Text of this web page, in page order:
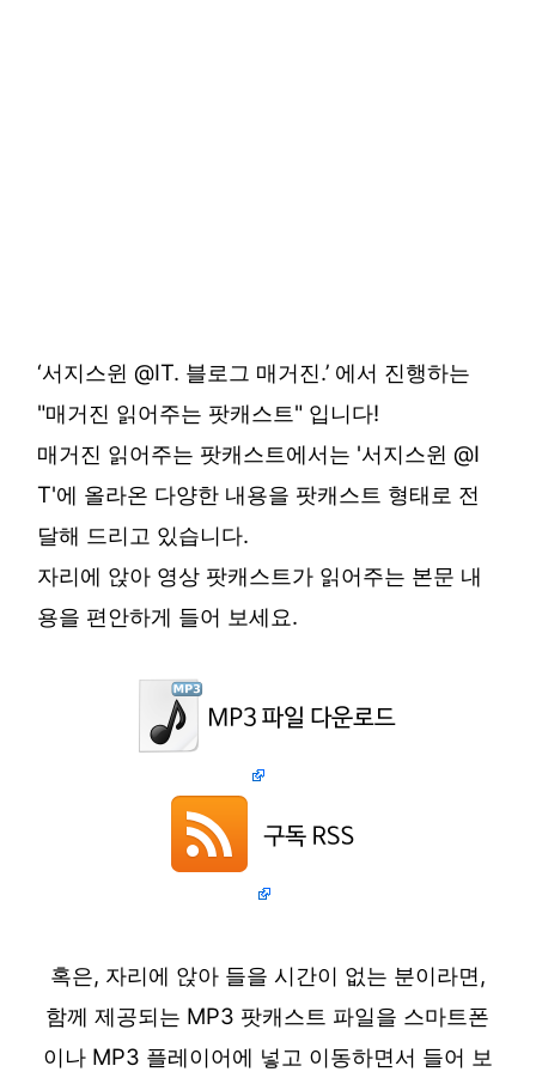
‘서지스윈 @IT. 블로그 매거진.’ 에서 진행하는
"매거진 읽어주는 팟캐스트" 입니다!
매거진 읽어주는 팟캐스트에서는 '서지스윈 @I
T'에 올라온 다양한 내용을 팟캐스트 형태로 전
달해 드리고 있습니다.
자리에 앉아 영상 팟캐스트가 읽어주는 본문 내
용을 편안하게 들어 보세요.
혹은, 자리에 앉아 들을 시간이 없는 분이라면,
함께 제공되는 MP3 팟캐스트 파일을 스마트폰
이나 MP3 플레이어에 넣고 이동하면서 들어 보